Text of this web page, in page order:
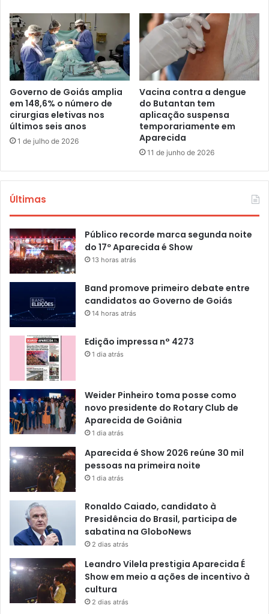
Governo de Goiás amplia
em 148,6% o número de
cirurgias eletivas nos
últimos seis anos
1 de julho de 2026
Vacina contra a dengue
do Butantan tem
aplicação suspensa
temporariamente em
Aparecida
11 de junho de 2026
Últimas
Público recorde marca segunda noite
do 17º Aparecida é Show
13 horas atrás
Band promove primeiro debate entre
candidatos ao Governo de Goiás
14 horas atrás
Edição impressa n° 4273
1 dia atrás
Weider Pinheiro toma posse como
novo presidente do Rotary Club de
Aparecida de Goiânia
1 dia atrás
Aparecida é Show 2026 reúne 30 mil
pessoas na primeira noite
1 dia atrás
Ronaldo Caiado, candidato à
Presidência do Brasil, participa de
sabatina na GloboNews
2 dias atrás
Leandro Vilela prestigia Aparecida É
Show em meio a ações de incentivo à
cultura
2 dias atrás